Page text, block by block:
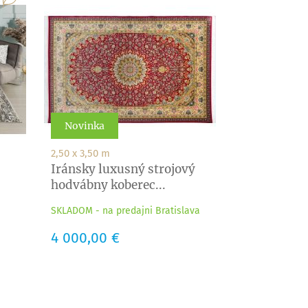
Novinka
2,50 x 3,50 m
Iránsky luxusný strojový
hodvábny koberec...
SKLADOM - na predajni Bratislava
Cena
4 000,00 €